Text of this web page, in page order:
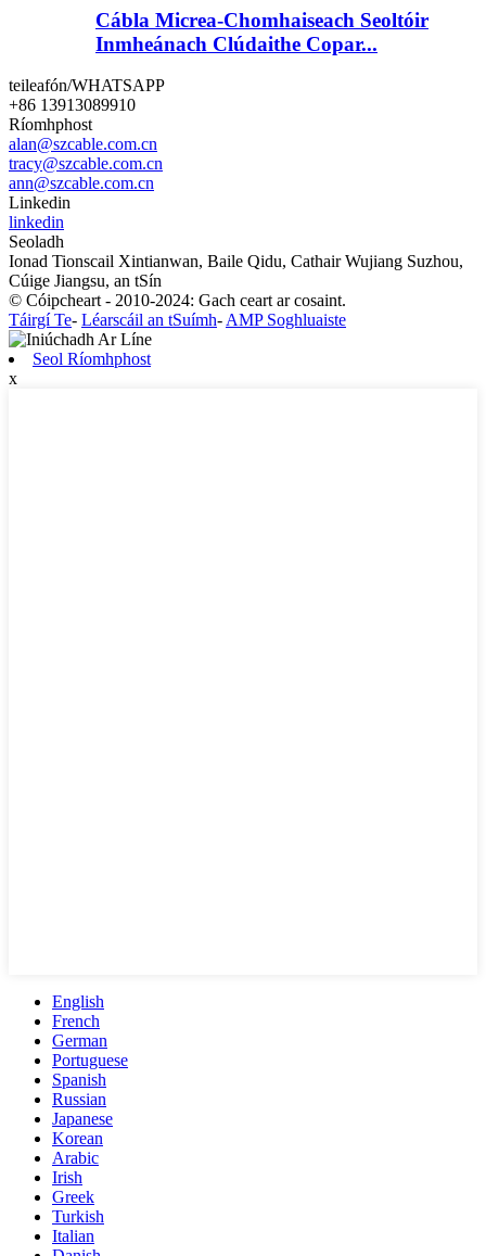
Cábla Micrea-Chomhaiseach Seoltóir
Inmheánach Clúdaithe Copar...
teileafón/WHATSAPP
+86 13913089910
Ríomhphost
alan@szcable.com.cn
tracy@szcable.com.cn
ann@szcable.com.cn
Linkedin
linkedin
Seoladh
Ionad Tionscail Xintianwan, Baile Qidu, Cathair Wujiang Suzhou,
Cúige Jiangsu, an tSín
© Cóipcheart - 2010-2024: Gach ceart ar cosaint.
Táirgí Te- Léarscáil an tSuímh-AMP Soghluaiste
Seol Ríomhphost
x
English
French
German
Portuguese
Spanish
Russian
Japanese
Korean
Arabic
Irish
Greek
Turkish
Italian